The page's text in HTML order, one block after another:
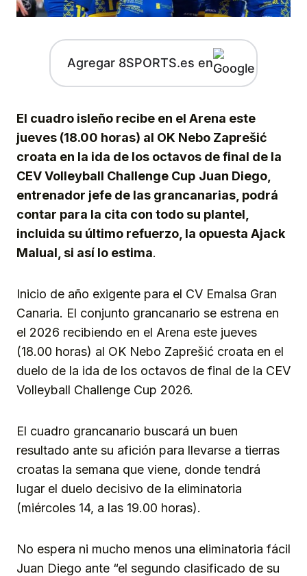
Agregar 8SPORTS.es en
El cuadro isleño recibe en el Arena este
jueves (18.00 horas) al OK Nebo Zaprešić
croata en la ida de los octavos de final de la
CEV Volleyball Challenge Cup Juan Diego,
entrenador jefe de las grancanarias, podrá
contar para la cita con todo su plantel,
incluida su último refuerzo, la opuesta Ajack
Malual, si así lo estima.
Inicio de año exigente para el CV Emalsa Gran
Canaria. El conjunto grancanario se estrena en
el 2026 recibiendo en el Arena este jueves
(18.00 horas) al OK Nebo Zaprešić croata en el
duelo de la ida de los octavos de final de la CEV
Volleyball Challenge Cup 2026.
El cuadro grancanario buscará un buen
resultado ante su afición para llevarse a tierras
croatas la semana que viene, donde tendrá
lugar el duelo decisivo de la eliminatoria
(miércoles 14, a las 19.00 horas).
No espera ni mucho menos una eliminatoria fácil
Juan Diego ante “el segundo clasificado de su